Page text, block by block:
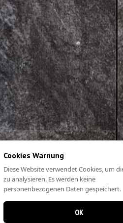
Cookies Warnung
Diese Website verwendet Cookies, um
zu analysieren. Es werden keine
personenbezogenen Daten gespeichert.
OK